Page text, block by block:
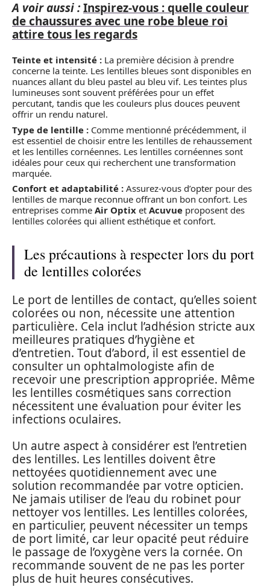
A voir aussi :Inspirez-vous : quelle couleur
de chaussures avec une robe bleue roi
attire tous les regards
Teinte et intensité : La première décision à prendre
concerne la teinte. Les lentilles bleues sont disponibles en
nuances allant du bleu pastel au bleu vif. Les teintes plus
lumineuses sont souvent préférées pour un effet
percutant, tandis que les couleurs plus douces peuvent
offrir un rendu naturel.
Type de lentille : Comme mentionné précédemment, il
est essentiel de choisir entre les lentilles de rehaussement
et les lentilles cornéennes. Les lentilles cornéennes sont
idéales pour ceux qui recherchent une transformation
marquée.
Confort et adaptabilité : Assurez-vous d’opter pour des
lentilles de marque reconnue offrant un bon confort. Les
entreprises comme Air Optix et Acuvue proposent des
lentilles colorées qui allient esthétique et confort.
Les précautions à respecter lors du port
de lentilles colorées
Le port de lentilles de contact, qu’elles soient
colorées ou non, nécessite une attention
particulière. Cela inclut l’adhésion stricte aux
meilleures pratiques d’hygiène et
d’entretien. Tout d’abord, il est essentiel de
consulter un ophtalmologiste afin de
recevoir une prescription appropriée. Même
les lentilles cosmétiques sans correction
nécessitent une évaluation pour éviter les
infections oculaires.
Un autre aspect à considérer est l’entretien
des lentilles. Les lentilles doivent être
nettoyées quotidiennement avec une
solution recommandée par votre opticien.
Ne jamais utiliser de l’eau du robinet pour
nettoyer vos lentilles. Les lentilles colorées,
en particulier, peuvent nécessiter un temps
de port limité, car leur opacité peut réduire
le passage de l’oxygène vers la cornée. On
recommande souvent de ne pas les porter
plus de huit heures consécutives.